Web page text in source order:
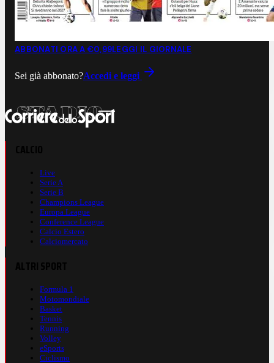
ABBONATI ORA A €0,99LEGGI IL GIORNALE
Sei già abbonato?Accedi e leggi
Live
Serie A
Serie B
Champions League
Europa League
Conference League
Calcio Estero
Calciomercato
Formula 1
Motomondiale
Basket
Tennis
Running
Volley
eSports
Ciclismo